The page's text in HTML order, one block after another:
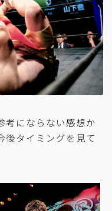
考にならない感想か
後タイミングを見て